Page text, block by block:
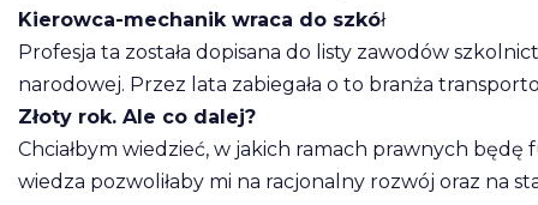
Kierowca-mechanik wraca do szkół
Profesja ta została dopisana do listy zawodów
narodowej. Przez lata zabiegała o to branża
Złoty rok. Ale co dalej?
Chciałbym wiedzieć, w jakich ramach prawnych będę
wiedza pozwoliłaby mi na racjonalny rozwój oraz na